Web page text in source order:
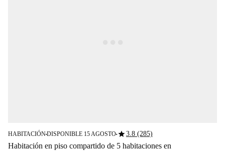
HABITACIÓN■DISPONIBLE 15 AGOSTO■star3.8 (285)
Habitación en piso compartido de 5 habitaciones en